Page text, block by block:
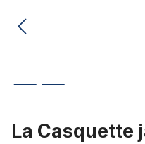
La Casquette